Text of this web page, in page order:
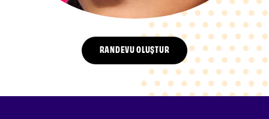
RANDEVU OLUŞTUR